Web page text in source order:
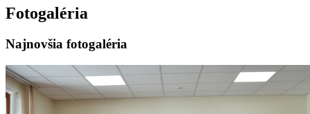
Fotogaléria
Najnovšia fotogaléria